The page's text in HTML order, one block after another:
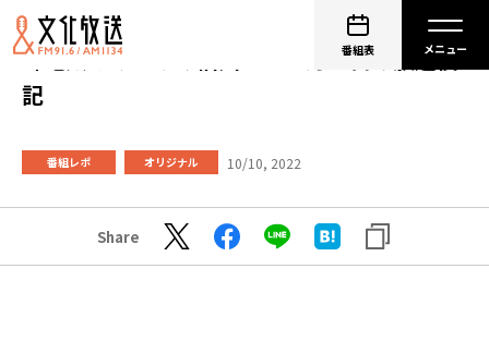
番組表
峰竜太とみんなの信州 １０月８日の放送後
記
番組レポ オリジナル 10/10, 2022
Share